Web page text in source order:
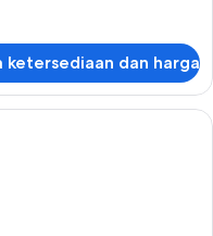
ketersediaan dan harga
| Seprai antialergi, minibar